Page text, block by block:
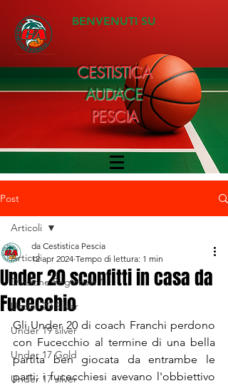
BENVENUTI SU
CESTISTICA
AUDACE
PESCIA
Post
Articoli
Divisione Regionale 1
Under 20 Silver
Under 19 silver
Under 17 Gold
Under 17 silver
Articoli
Under 20 sconfitti in casa da
Fucecchio
da Cestistica Pescia
12 apr 2024 Tempo di lettura: 1 min
Gli Under 20 di coach Franchi perdono
con Fucecchio al termine di una bella
partita ben giocata da entrambe le
parti; i fucecchiesi avevano l'obbiettivo